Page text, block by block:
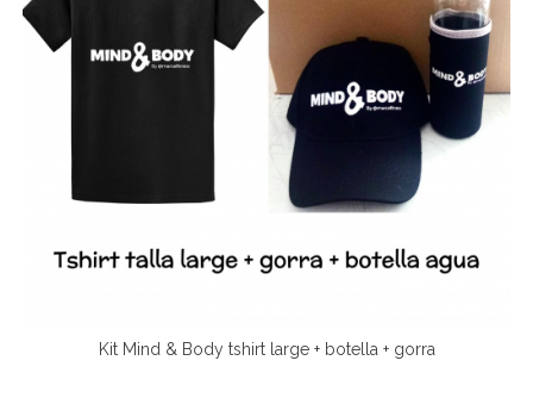
Kit Mind & Body tshirt large + botella + gorra